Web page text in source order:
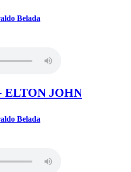
Belada
ELTON JOHN
Belada